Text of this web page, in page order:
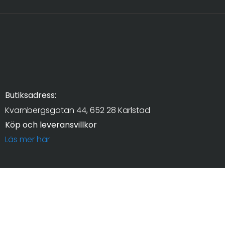
Butiksadress:
Kvarnbergsgatan 44, 652 28 Karlstad
Köp och leveransvillkor
Läs mer här